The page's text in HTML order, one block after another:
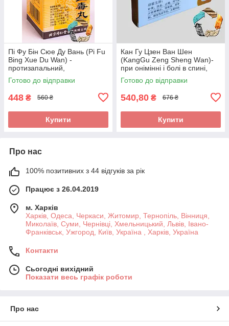
Пі Фу Бін Сюе Ду Вань (Pi Fu
Bing Xue Du Wan) -
протизапальний,
протиалергічний,
протисвербіжний,
Готово до відправки
448 ₴ 560 ₴
Купити
Кан Гу Цзен Ван Шен
(KangGu Zeng Sheng Wаn)-
при онімінні і болі в спині,
остеохондрозі, радикуліті,
протрузії
Готово до відправки
540,80 ₴ 676 ₴
Купити
Про нас
100% позитивних з 44 відгуків за рік
Працює з 26.04.2019
м. Харків
Харків, Одеса, Черкаси, Житомир, Тернопіль, Вінниця,
Миколаїв, Суми, Чернівці, Хмельницький, Львів, Івано-
Франківськ, Ужгород, Київ, Україна , Харків, Україна
Контакти
Сьогодні вихідний
Показати весь графік роботи
Про нас